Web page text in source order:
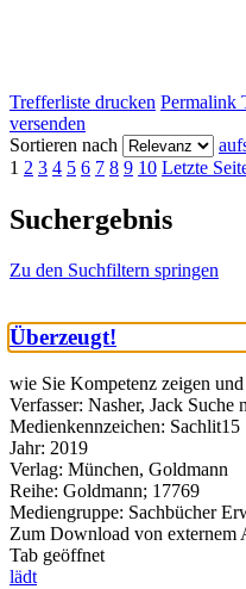
Trefferliste drucken Permalink
versenden
Sortieren nach
1 2 3 4 5 6 7 8 9 10 Letzte
Suchergebnis
Zu den Suchfiltern springen
Überzeugt!
wie Sie Kompetenz zeigen
Verfasser: Nasher, Jack Suche
Medienkennzeichen: Sachlit15
Jahr: 2019
Verlag: München, Goldmann
Reihe: Goldmann; 17769
Mediengruppe: Sachbücher
Zum Download von externem
Tab geöffnet
lädt